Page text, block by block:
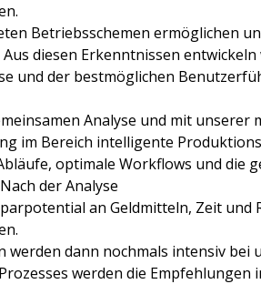
Betriebsschemen ermöglichen
Aus diesen Erkenntnissen
und der bestmöglichen
Analyse und mit unserer
im Bereich intelligente
optimale Workflows und die
der Analyse
an Geldmitteln, Zeit und
werden dann nochmals intensiv bei
werden die Empfehlungen